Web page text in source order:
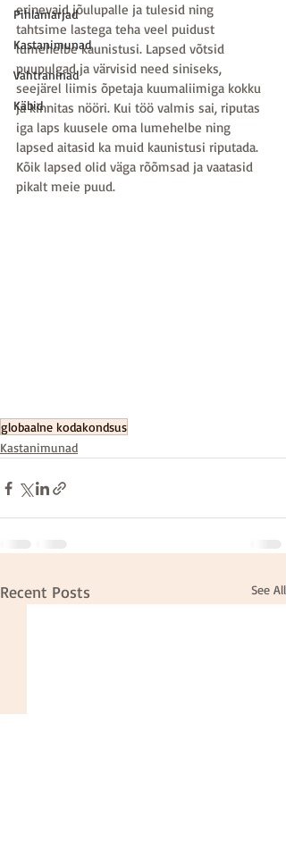
Pihlamarjad
Kastanimunad
Vahtraninad
Käbid
erinevaid jõulupalle ja tulesid ning
tahtsime lastega teha veel puidust
lumehelbe kaunistusi. Lapsed võtsid
puupulgad ja värvisid need siniseks,
seejärel liimis õpetaja kuumaliimiga kokku
ja kinnitas nööri. Kui töö valmis sai, riputas
iga laps kuusele oma lumehelbe ning
lapsed aitasid ka muid kaunistusi riputada.
Kõik lapsed olid väga rõõmsad ja vaatasid
pikalt meie puud.
globaalne kodakondsus
Kastanimunad
Recent Posts See All